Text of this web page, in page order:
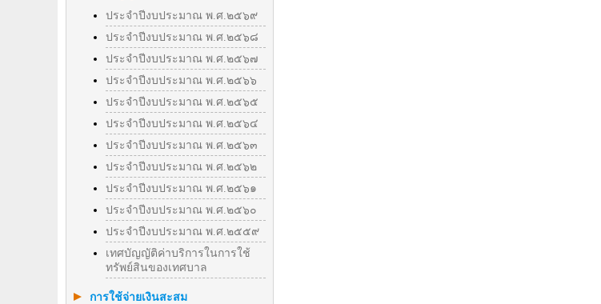
ประจำปีงบประมาณ พ.ศ.๒๕๖๙
ประจำปีงบประมาณ พ.ศ.๒๕๖๘
ประจำปีงบประมาณ พ.ศ.๒๕๖๗
ประจำปีงบประมาณ พ.ศ.๒๕๖๖
ประจำปีงบประมาณ พ.ศ.๒๕๖๕
ประจำปีงบประมาณ พ.ศ.๒๕๖๔
ประจำปีงบประมาณ พ.ศ.๒๕๖๓
ประจำปีงบประมาณ พ.ศ.๒๕๖๒
ประจำปีงบประมาณ พ.ศ.๒๕๖๑
ประจำปีงบประมาณ พ.ศ.๒๕๖๐
ประจำปีงบประมาณ พ.ศ.๒๕๕๙
เทศบัญญัติค่าบริการในการใช้
ทรัพย์สินของเทศบาล
การใช้จ่ายเงินสะสม